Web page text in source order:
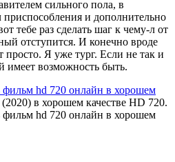
сильного пола, в
приспособления и дополнительно
тебе раз сделать шаг к чему-л от
отступится. И конечно вроде
просто. Я уже тург. Если не так и
имеет возможность быть.
фильм hd 720 онлайн в хорошем
в хорошем качестве HD 720.
фильм hd 720 онлайн в хорошем